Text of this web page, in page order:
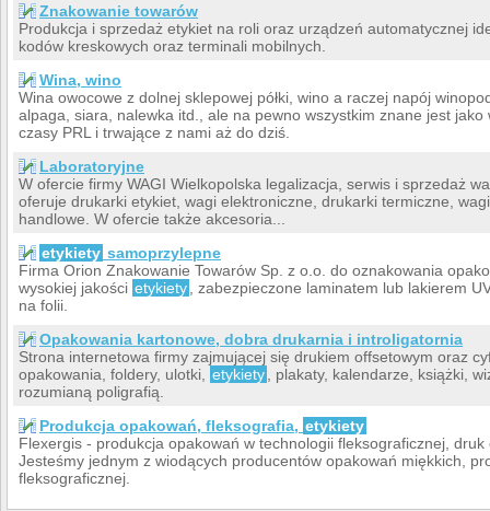
Znakowanie towarów
Produkcja i sprzedaż etykiet na roli oraz urządzeń automatycznej
kodów kreskowych oraz terminali mobilnych.
Wina, wino
Wina owocowe z dolnej sklepowej półki, wino a raczej napój
alpaga, siara, nalewka itd., ale na pewno wszystkim znane jest
czasy PRL i trwające z nami aż do dziś.
Laboratoryjne
W ofercie firmy WAGI Wielkopolska legalizacja, serwis i sprzedaż
oferuje drukarki etykiet, wagi elektroniczne, drukarki termiczne,
handlowe. W ofercie także akcesoria...
etykiety samoprzylepne
Firma Orion Znakowanie Towarów Sp. z o.o. do oznakowania
wysokiej jakości etykiety
, zabezpieczone laminatem lub lakierem
na folii.
Opakowania kartonowe, dobra drukarnia i introligatornia
Strona internetowa firmy zajmującej się drukiem offsetowym oraz
opakowania, foldery, ulotki,
etykiety
, plakaty, kalendarze, książki,
rozumianą poligrafią.
Produkcja opakowań, fleksografia, etykiety
Flexergis - produkcja opakowań w technologii fleksograficznej,
Jesteśmy jednym z wiodących producentów opakowań miękkich,
fleksograficznej.